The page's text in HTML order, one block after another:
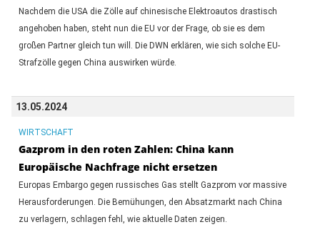
Nachdem die USA die Zölle auf chinesische Elektroautos drastisch
angehoben haben, steht nun die EU vor der Frage, ob sie es dem
großen Partner gleich tun will. Die DWN erklären, wie sich solche EU-
Strafzölle gegen China auswirken würde.
13.05.2024
WIRTSCHAFT
Gazprom in den roten Zahlen: China kann
Europäische Nachfrage nicht ersetzen
Europas Embargo gegen russisches Gas stellt Gazprom vor massive
Herausforderungen. Die Bemühungen, den Absatzmarkt nach China
zu verlagern, schlagen fehl, wie aktuelle Daten zeigen.